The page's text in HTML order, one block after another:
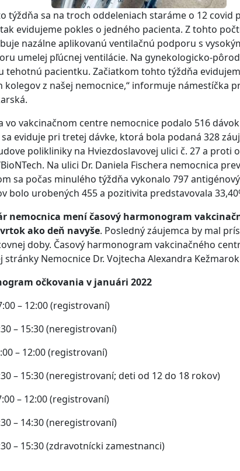
týždňa sa na troch oddeleniach staráme o 12 covid
evidujeme pokles o jedného pacienta. Z tohto
nazálne aplikovanú ventilačnú podporu s
umelej pľúcnej ventilácie. Na gynekologicko-
tehotnú pacientku. Začiatkom tohto týždňa
kolegov z našej nemocnice,“ informuje námestíčka
vo vakcinačnom centre nemocnice podalo 516
sa eviduje pri tretej dávke, ktorá bola podaná 328
polikliniky na Hviezdoslavovej ulici č. 27 a proti
Na ulici Dr. Daniela Fischera nemocnica
sa počas minulého týždňa vykonalo 797
bolo urobených 455 a pozitivita predstavovala
nemocnica mení časový harmonogram
ako deň navyše. Posledný záujemca by mal
doby. Časový harmonogram vakcinačného
stránky Nemocnice Dr. Vojtecha Alexandra
očkovania v januári 2022
– 12:00 (registrovaní)
(neregistrovaní)
– 12:00 (registrovaní)
(neregistrovaní; deti od 12 do 18 rokov)
– 12:00 (registrovaní)
(neregistrovaní)
(zdravotnícki zamestnanci)